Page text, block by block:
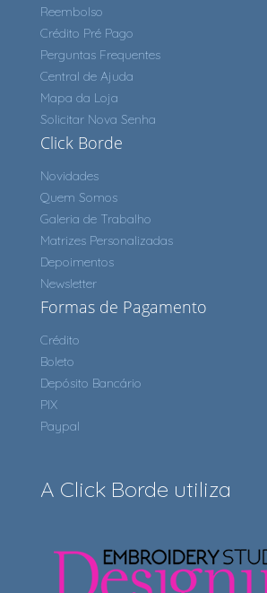
Reembolso
Crédito Pré Pago
Perguntas Frequentes
Central de Ajuda
Mapa da Loja
Solicitar Nova Senha
Click Borde
Novidades
Quem Somos
Galeria de Trabalho
Matrizes Personalizadas
Depoimentos
Newsletter
Formas de Pagamento
Crédito
Boleto
Depósito Bancário
PIX
Paypal
A Click Borde utiliza